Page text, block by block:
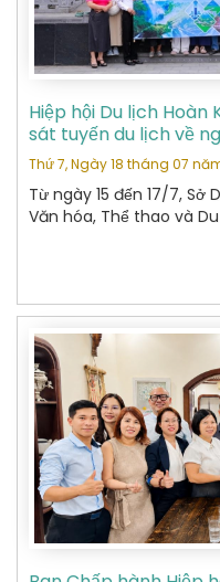
Hiệp hội Du lịch
sát tuyến du lịch về
Thứ 7, Ngày 18 tháng 07
Từ ngày 15 đến 17/7, Sở
Văn hóa, Thể thao và
chương trình khảo sát,